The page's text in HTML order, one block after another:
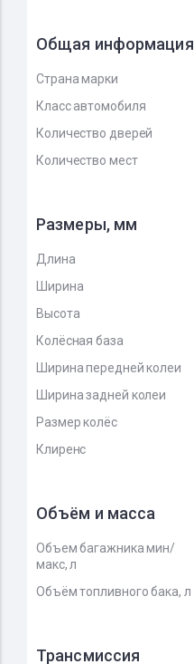
Общая информация
Страна марки
Класс автомобиля
Количество дверей
Количество мест
Размеры, мм
Длина
Ширина
Высота
Колёсная база
Ширина передней колеи
Ширина задней колеи
Размер колёс
Клиренс
Объём и масса
Объем багажника мин/
макс, л
Объём топливного бака, л
Трансмиссия